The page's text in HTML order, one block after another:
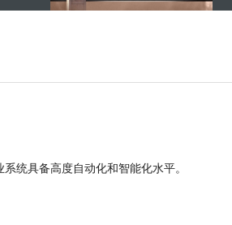
统具备高度自动化和智能化水平。